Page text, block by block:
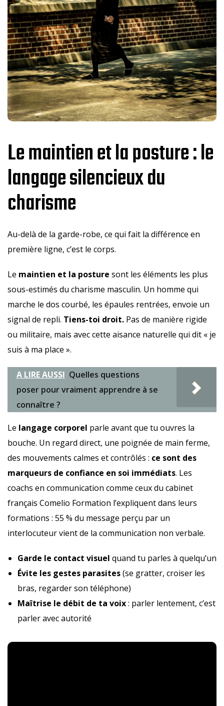
Le maintien et la posture : le
langage silencieux du
charisme
Au-delà de la garde-robe, ce qui fait la différence en
première ligne, c’est le corps.
Le maintien et la posture sont les éléments les plus
sous-estimés du charisme masculin. Un homme qui
marche le dos courbé, les épaules rentrées, envoie un
signal de repli. Tiens-toi droit. Pas de manière rigide
ou militaire, mais avec cette aisance naturelle qui dit « je
suis à ma place ».
A LIRE AUSSI Quelles questions
poser pour vraiment apprendre à se
connaître ?
Le langage corporel parle avant que tu ouvres la
bouche. Un regard direct, une poignée de main ferme,
des mouvements calmes et contrôlés : ce sont des
marqueurs de confiance en soi immédiats. Les
coachs en communication comme ceux du cabinet
français Comelio Formation l’expliquent dans leurs
formations : 55 % du message perçu par un
interlocuteur vient de la communication non verbale.
Garde le contact visuel quand tu parles à quelqu’un
Évite les gestes parasites(se gratter, croiser les
bras, regarder son téléphone)
Maîtrise le débit de ta voix: parler lentement, c’est
parler avec autorité